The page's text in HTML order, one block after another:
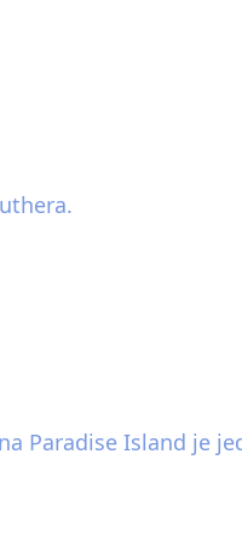
Paradise Island je